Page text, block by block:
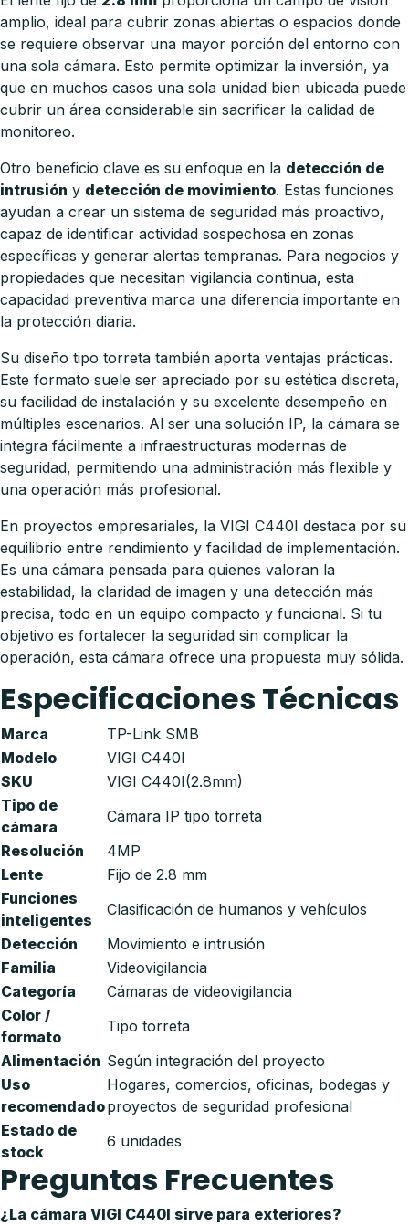
amplio, ideal para cubrir zonas abiertas o espacios donde
se requiere observar una mayor porción del entorno con
una sola cámara. Esto permite optimizar la inversión, ya
que en muchos casos una sola unidad bien ubicada puede
cubrir un área considerable sin sacrificar la calidad de
monitoreo.
Otro beneficio clave es su enfoque en la detección de
intrusión y detección de movimiento. Estas funciones
ayudan a crear un sistema de seguridad más proactivo,
capaz de identificar actividad sospechosa en zonas
específicas y generar alertas tempranas. Para negocios y
propiedades que necesitan vigilancia continua, esta
capacidad preventiva marca una diferencia importante en
la protección diaria.
Su diseño tipo torreta también aporta ventajas prácticas.
Este formato suele ser apreciado por su estética discreta,
su facilidad de instalación y su excelente desempeño en
múltiples escenarios. Al ser una solución IP, la cámara se
integra fácilmente a infraestructuras modernas de
seguridad, permitiendo una administración más flexible y
una operación más profesional.
En proyectos empresariales, la VIGI C440I destaca por su
equilibrio entre rendimiento y facilidad de implementación.
Es una cámara pensada para quienes valoran la
estabilidad, la claridad de imagen y una detección más
precisa, todo en un equipo compacto y funcional. Si tu
objetivo es fortalecer la seguridad sin complicar la
operación, esta cámara ofrece una propuesta muy sólida.
Especificaciones Técnicas
Marca
TP-Link SMB
Modelo
VIGI C440I
SKU
VIGI C440I(2.8mm)
Tipo de
cámara
Cámara IP tipo torreta
Resolución
4MP
Lente
Fijo de 2.8 mm
Funciones
inteligentes
Clasificación de humanos y vehículos
Detección
Movimiento e intrusión
Familia
Videovigilancia
Categoría
Cámaras de videovigilancia
Color /
formato
Tipo torreta
Alimentación Según integración del proyecto
Uso
recomendado
Hogares, comercios, oficinas, bodegas y
proyectos de seguridad profesional
Estado de
stock
6 unidades
Preguntas Frecuentes
¿La cámara VIGI C440I sirve para exteriores?